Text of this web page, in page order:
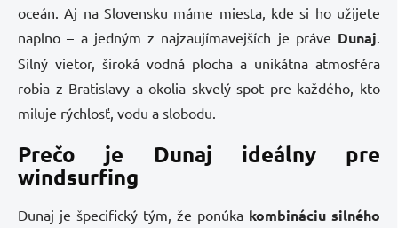
oceán. Aj na Slovensku máme miesta, kde si ho užijete
naplno – a jedným z najzaujímavejších je práve Dunaj.
Silný vietor, široká vodná plocha a unikátna atmosféra
robia z Bratislavy a okolia skvelý spot pre každého, kto
miluje rýchlosť, vodu a slobodu.
Prečo je Dunaj ideálny pre
windsurfing
Dunaj je špecifický tým, že ponúka kombináciu silného